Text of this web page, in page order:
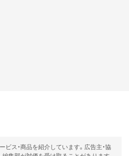
ス・商品を紹介しています。広告主・協